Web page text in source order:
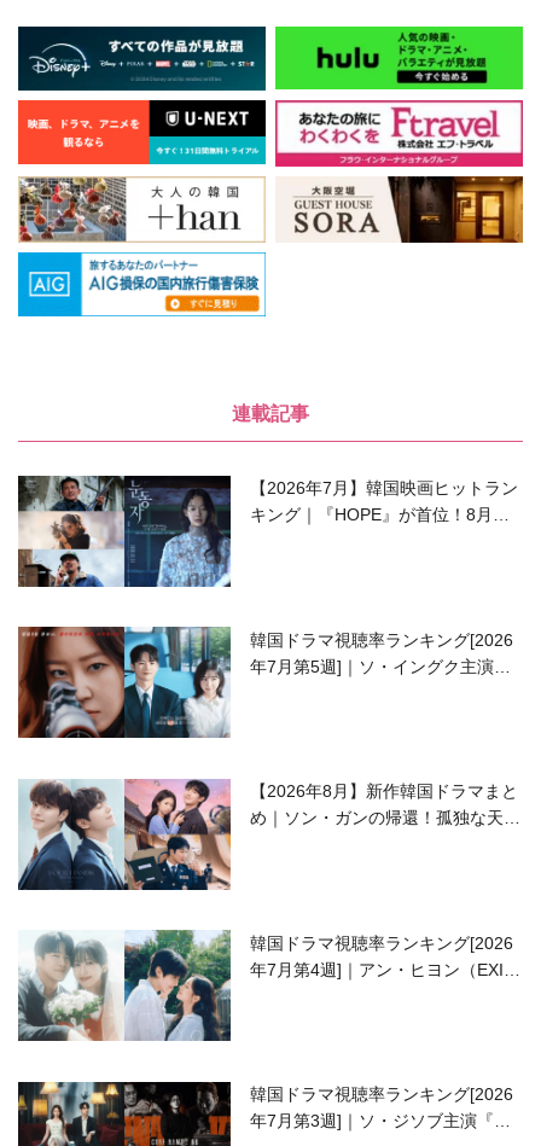
連載記事
【2026年7月】韓国映画ヒットラン
キング｜『HOPE』が首位！8月公
韓国ドラマ視聴率ランキング[2026
年7月第5週]｜ソ・イングク主演の
【2026年8月】新作韓国ドラマまと
め｜ソン・ガンの帰還！孤独な天才
韓国ドラマ視聴率ランキング[2026
年7月第4週]｜アン・ヒヨン（EXID
韓国ドラマ視聴率ランキング[2026
年7月第3週]｜ソ・ジソブ主演『エ